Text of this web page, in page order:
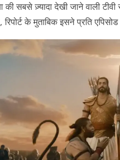
की सबसे ज़्यादा देखी जाने वाली
रिपोर्ट के मुताबिक इसने प्रति